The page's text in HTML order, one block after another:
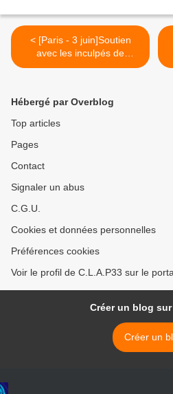
< [Paris - 3 juin]Soutien
avec les inculpés de
l'incendie du centre de
Hébergé par Overblog
Top articles
Pages
Contact
Signaler un abus
C.G.U.
Cookies et données personnelles
Préférences cookies
Voir le profil de C.L.A.P33 sur le
Créer un blog
Créer un